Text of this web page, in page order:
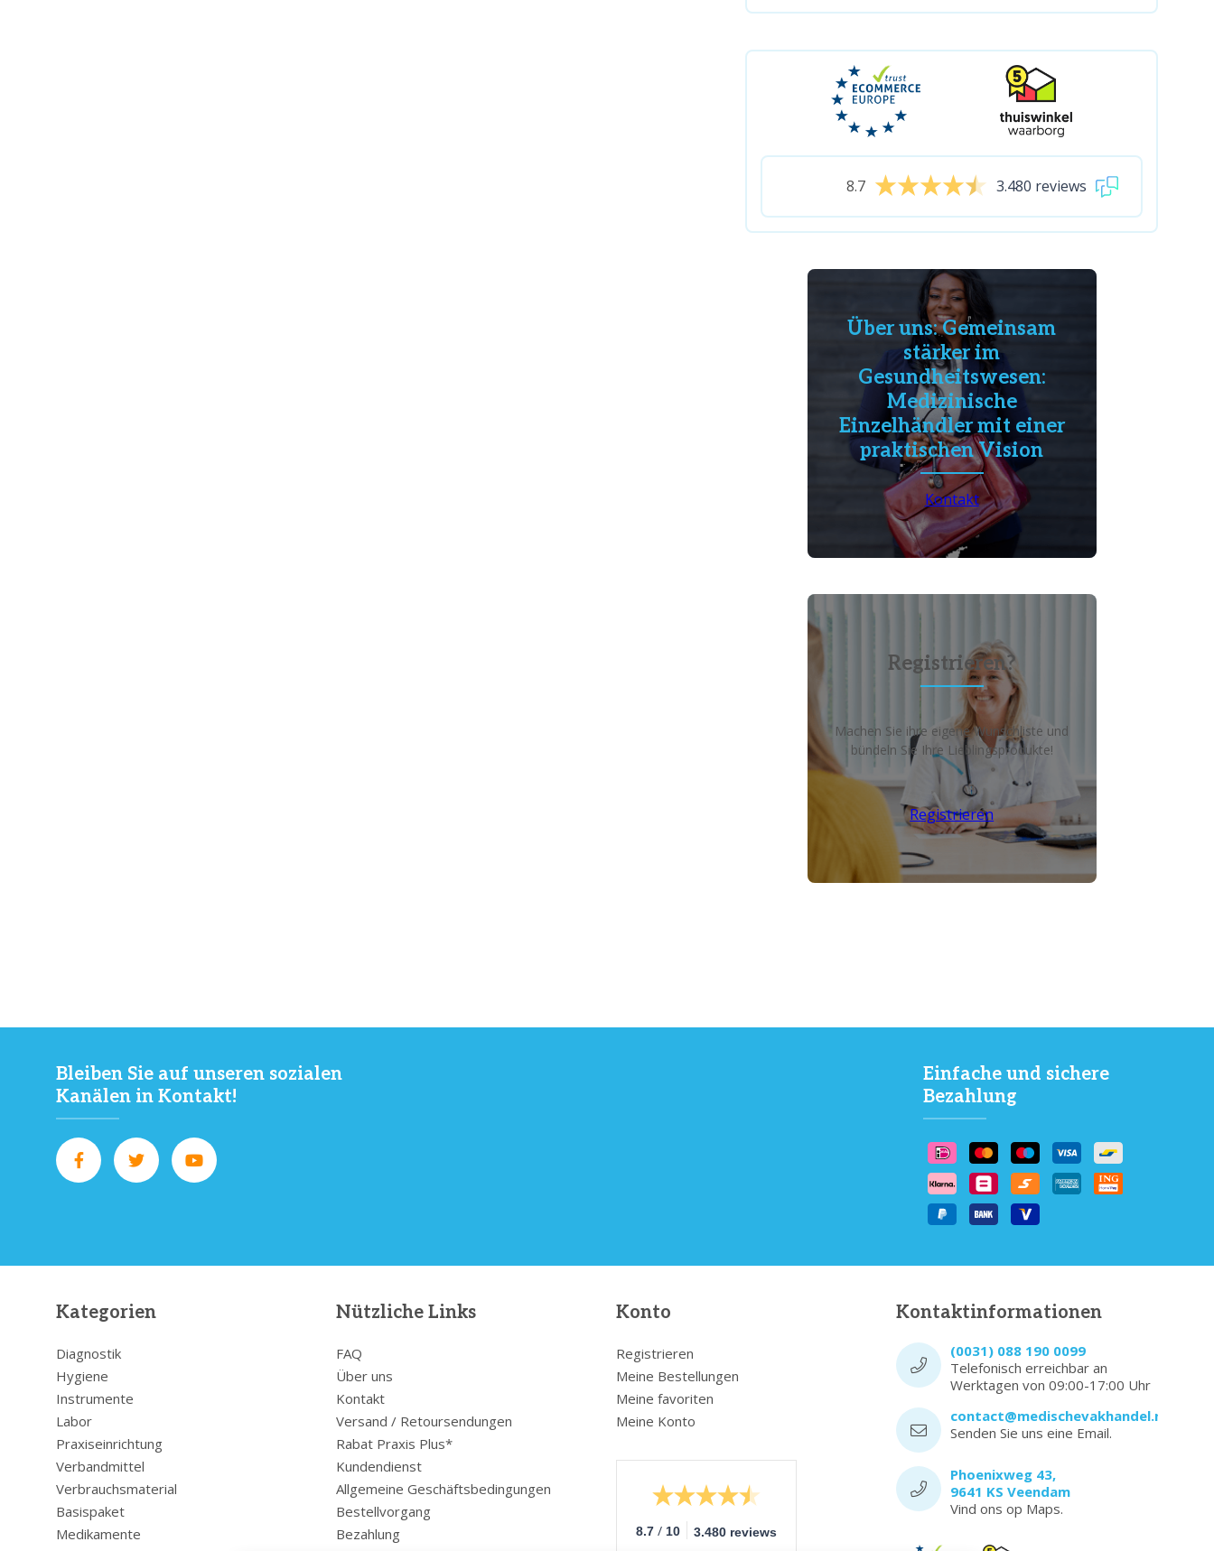
8.7 3.480 reviews
Über uns: Gemeinsam
stärker im
Gesundheitswesen:
Medizinische
Einzelhändler mit einer
praktischen Vision
Kontakt
Registrieren?
Machen Sie ihre eigene Wunschliste und
bündeln Sie Ihre Lieblingsprodukte!
Registrieren
Bleiben Sie auf unseren sozialen
Kanälen in Kontakt!
Einfache und sichere
Bezahlung
Kategorien
Diagnostik
Hygiene
Instrumente
Labor
Praxiseinrichtung
Verbandmittel
Verbrauchsmaterial
Basispaket
Medikamente
Nützliche Links
FAQ
Über uns
Kontakt
Versand / Retoursendungen
Rabat Praxis Plus*
Kundendienst
Allgemeine Geschäftsbedingungen
Bestellvorgang
Bezahlung
Konto
Registrieren
Meine Bestellungen
Meine favoriten
Meine Konto
8.7 / 10 3.480 reviews
Kontaktinformationen
(0031) 088 190 0099
Telefonisch erreichbar an
Werktagen von 09:00-17:00 Uhr
contact@medischevakhandel.nl
Senden Sie uns eine Email.
Phoenixweg 43,
9641 KS Veendam
Vind ons op Maps.